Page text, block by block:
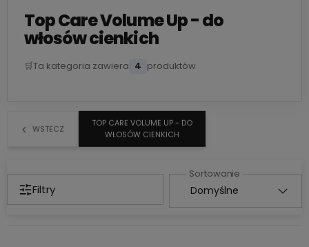
Wybierz coś dla siebie z naszej aktualnej oferty lub
zaloguj się, aby przywrócić dodane produkty do
listy z poprzedniej sesji.
Top Care Volume Up - do
włosów cienkich
🛒Ta kategoria zawiera 4 produktów
WSTECZ
TOP CARE VOLUME UP - DO
WŁOSÓW CIENKICH
Filtry